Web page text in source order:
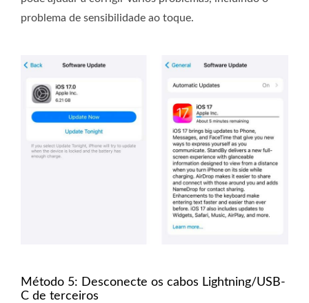
problema de sensibilidade ao toque.
Método 5: Desconecte os cabos Lightning/USB-
C de terceiros